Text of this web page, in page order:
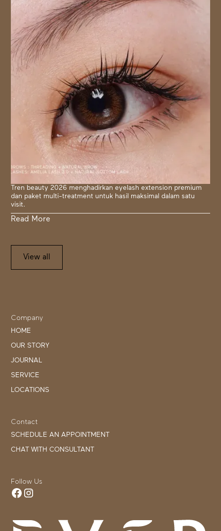
Tren beauty 2026 menghadirkan eyelash extension premium
dan paket multi-treatment untuk hasil maksimal dalam satu
visit.
Read More
View all
Company
HOME
OUR STORY
JOURNAL
SERVICE
LOCATIONS
Contact
SCHEDULE AN APPOINTMENT
CHAT WITH CONSULTANT
Follow Us